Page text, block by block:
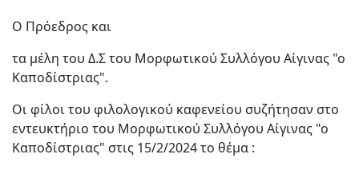
Ο Πρόεδρος και
τα μέλη του Δ.Σ του Μορφωτικού Συλλόγου Αίγινας "ο
Καποδίστριας".
Οι φίλοι του φιλολογικού καφενείου συζήτησαν στο
εντευκτήριο του Μορφωτικού Συλλόγου Αίγινας "ο
Καποδίστριας" στις 15/2/2024 το θέμα :